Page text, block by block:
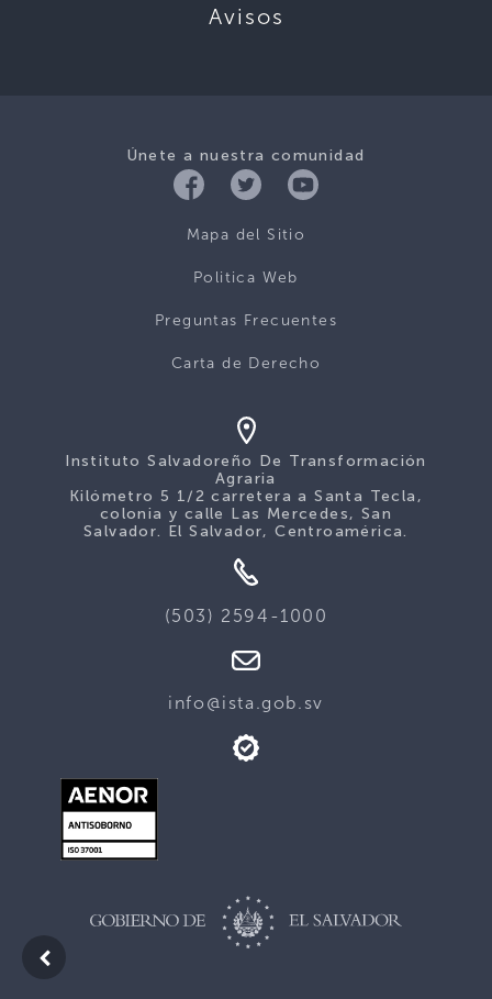
Avisos
Únete a nuestra comunidad
Mapa del Sitio
Politica Web
Preguntas Frecuentes
Carta de Derecho
Instituto Salvadoreño De Transformación
Agraria
Kilómetro 5 1/2 carretera a Santa Tecla,
colonia y calle Las Mercedes, San
Salvador. El Salvador, Centroamérica.
(503) 2594-1000
info@ista.gob.sv